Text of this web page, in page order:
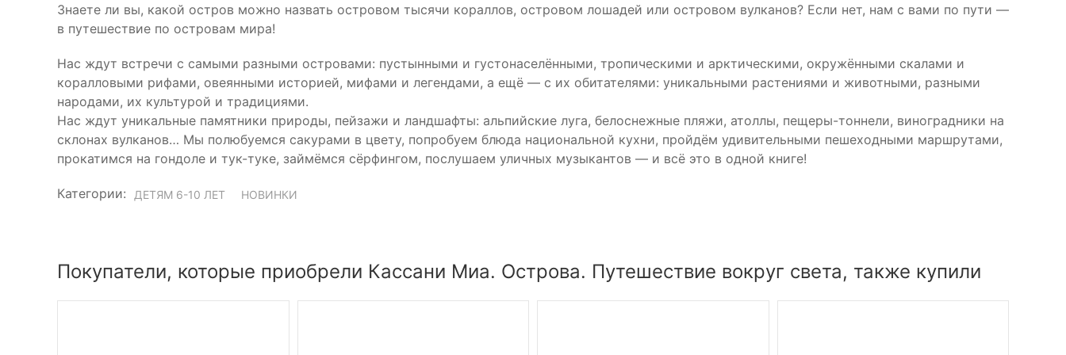
Знаете ли вы, какой остров можно назвать островом тысячи кораллов, островом лошадей или островом вулканов? Если нет, нам с вами по пути —
в путешествие по островам мира!
Нас ждут встречи с самыми разными островами: пустынными и густонаселёнными, тропическими и арктическими, окружёнными скалами и
коралловыми рифами, овеянными историей, мифами и легендами, а ещё — с их обитателями: уникальными растениями и животными, разными
народами, их культурой и традициями.
Нас ждут уникальные памятники природы, пейзажи и ландшафты: альпийские луга, белоснежные пляжи, атоллы, пещеры-тоннели, виноградники на
склонах вулканов… Мы полюбуемся сакурами в цвету, попробуем блюда национальной кухни, пройдём удивительными пешеходными маршрутами,
прокатимся на гондоле и тук-туке, займёмся сёрфингом, послушаем уличных музыкантов — и всё это в одной книге!
Категории: ДЕТЯМ 6-10 ЛЕТ НОВИНКИ
Покупатели, которые приобрели Кассани Миа. Острова. Путешествие вокруг света, также купили